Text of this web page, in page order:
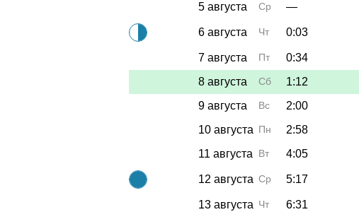
5 августа
Ср —
6 августа Чт 0:03
7 августа Пт 0:34
8 августа
Сб 1:12
9 августа
Вс 2:00
10 августа Пн 2:58
11 августа
Вт 4:05
12 августа Ср 5:17
13 августа Чт 6:31